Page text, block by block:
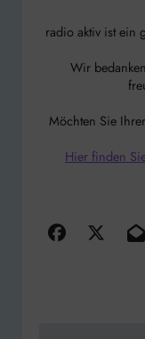
radio aktiv ist ein
Wir
Möchten Sie
Hier finden